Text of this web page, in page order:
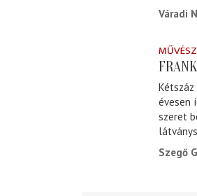
Váradi
évesen
szeret
Szegő